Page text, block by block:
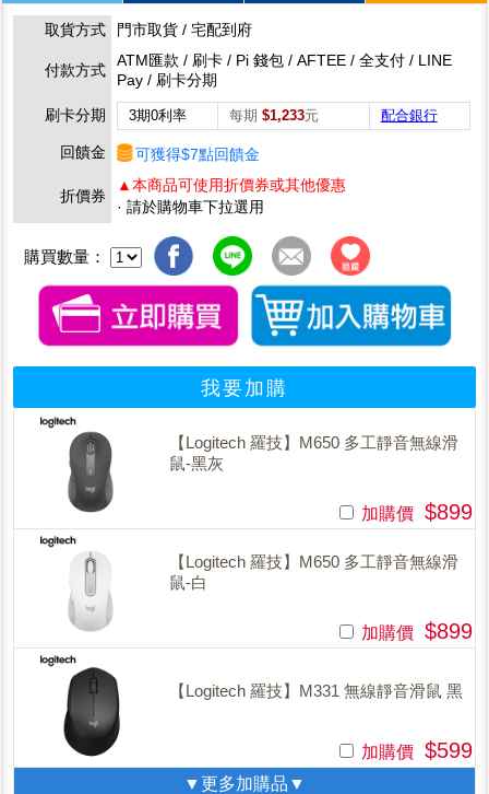
取貨方式 門市取貨 / 宅配到府
付款方式
ATM匯款 / 刷卡 / Pi 錢包 / AFTEE / 全支付 / LINE
Pay / 刷卡分期
刷卡分期
3期0利率 每期 $1,233元 配合銀行
回饋金 可獲得$7點回饋金
折價券
▲本商品可使用折價券或其他優惠
· 請於購物車下拉選用
購買數量：
我要加購
【Logitech 羅技】M650 多工靜音無線滑
鼠-黑灰
加購價 $899
【Logitech 羅技】M650 多工靜音無線滑
鼠-白
加購價 $899
【Logitech 羅技】M331 無線靜音滑鼠 黑
加購價 $599
▼更多加購品▼